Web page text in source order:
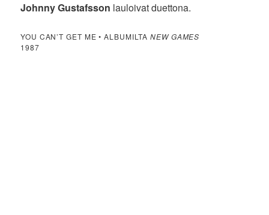
Johnny Gustafsson lauloivat duettona.
YOU CAN’T GET ME • ALBUMILTANEW GAMES
1987